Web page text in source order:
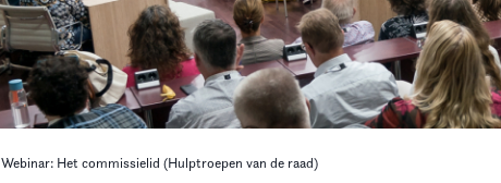
Webinar: Het commissielid (Hulptroepen van de raad)